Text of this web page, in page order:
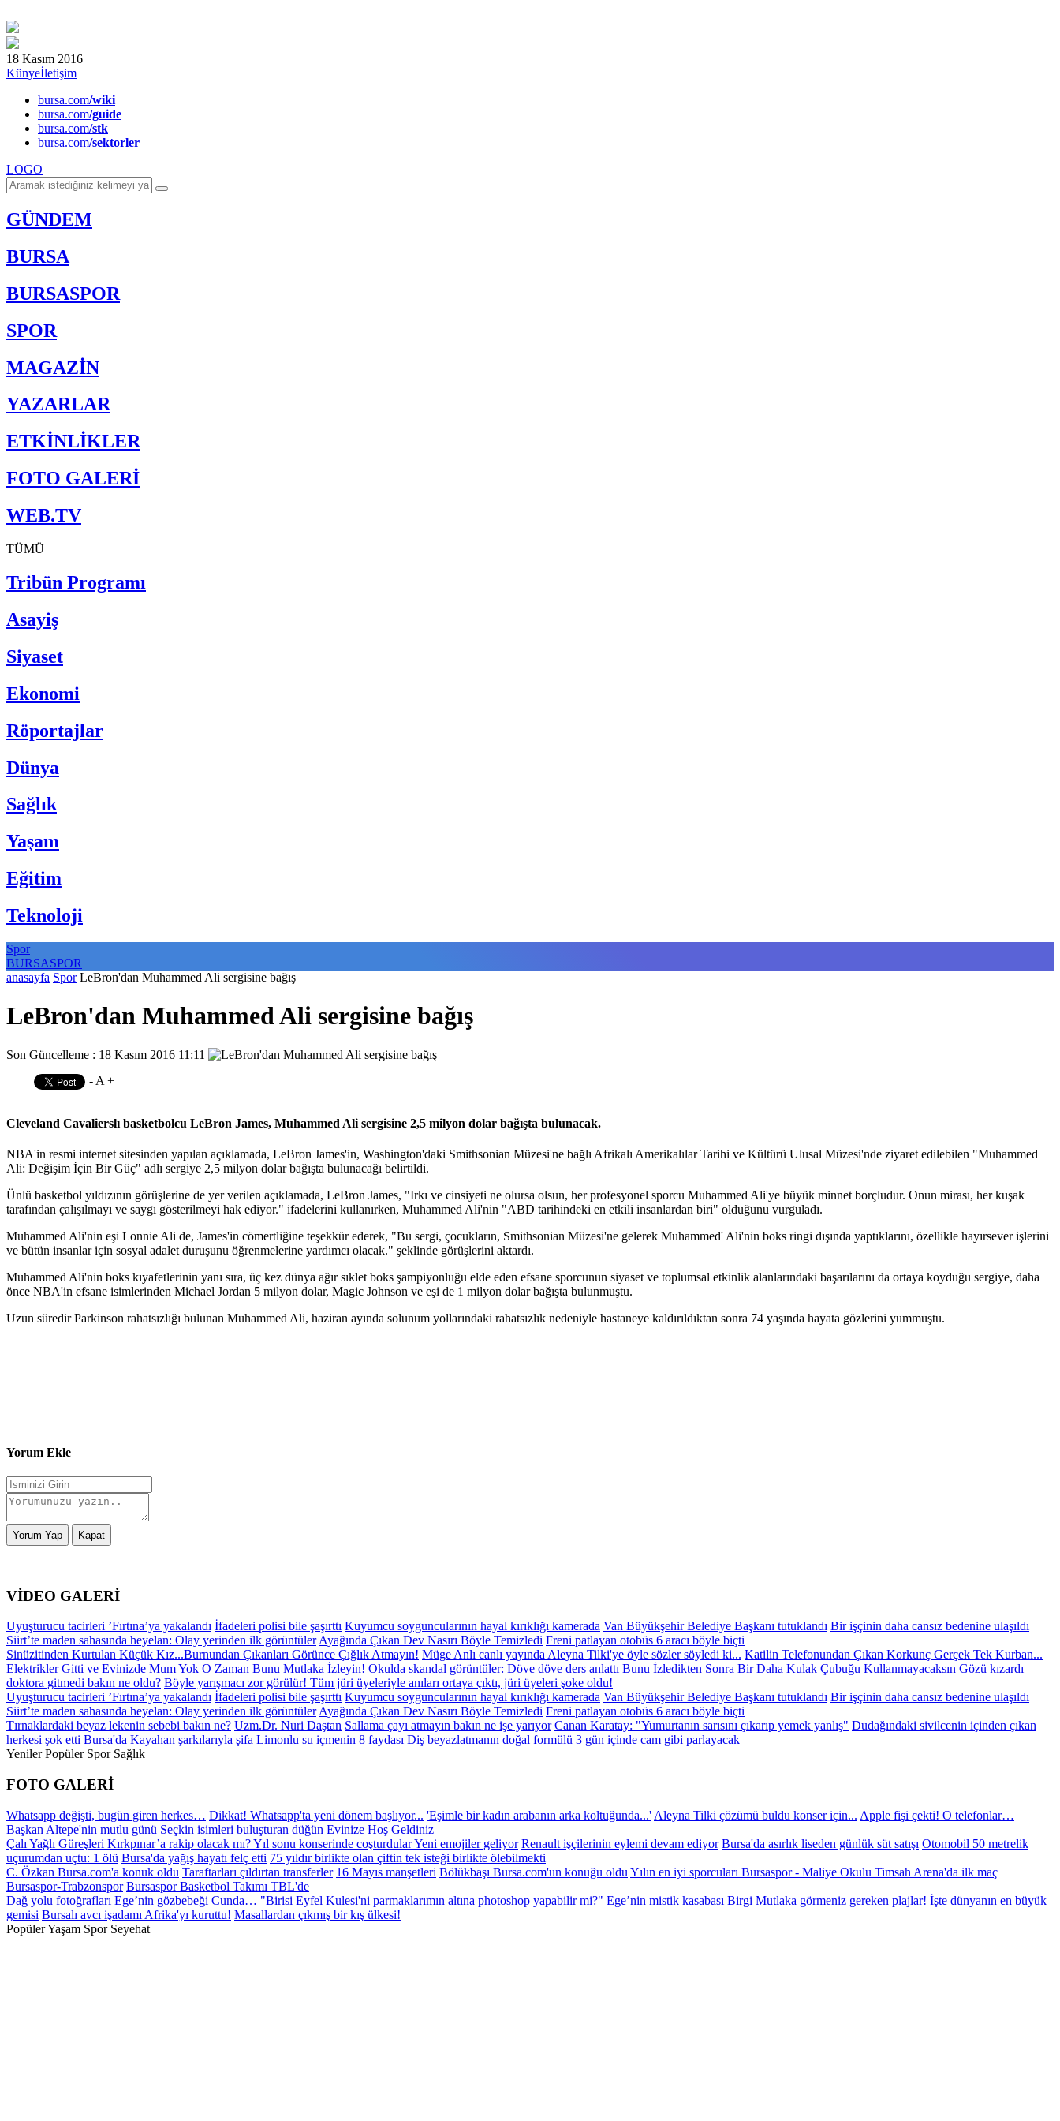
18 Kasım 2016
Künyeİletişim
bursa.com/wiki
bursa.com/guide
bursa.com/stk
bursa.com/sektorler
LOGO
GÜNDEM
BURSA
BURSASPOR
SPOR
MAGAZİN
YAZARLAR
ETKİNLİKLER
FOTO GALERİ
WEB.TV
TÜMÜ
Tribün Programı
Asayiş
Siyaset
Ekonomi
Röportajlar
Dünya
Sağlık
Yaşam
Eğitim
Teknoloji
Spor
BURSASPOR
anasayfa Spor LeBron'dan Muhammed Ali sergisine bağış
LeBron'dan Muhammed Ali sergisine bağış
Son Güncelleme : 18 Kasım 2016 11:11
- A +
Cleveland Cavalierslı basketbolcu LeBron James, Muhammed Ali sergisine 2,5 milyon dolar bağışta bulunacak.
NBA'in resmi internet sitesinden yapılan açıklamada, LeBron James'in, Washington'daki Smithsonian Müzesi'ne bağlı Afrikalı Amerikalılar Tarihi ve Kültürü Ulusal Müzesi'nde ziyaret edilebilen "Muhammed
Ali: Değişim İçin Bir Güç" adlı sergiye 2,5 milyon dolar bağışta bulunacağı belirtildi.
Ünlü basketbol yıldızının görüşlerine de yer verilen açıklamada, LeBron James, "Irkı ve cinsiyeti ne olursa olsun, her profesyonel sporcu Muhammed Ali'ye büyük minnet borçludur. Onun mirası, her kuşak
tarafından çalışılmayı ve saygı gösterilmeyi hak ediyor." ifadelerini kullanırken, Muhammed Ali'nin "ABD tarihindeki en etkili insanlardan biri" olduğunu vurguladı.
Muhammed Ali'nin eşi Lonnie Ali de, James'in cömertliğine teşekkür ederek, "Bu sergi, çocukların, Smithsonian Müzesi'ne gelerek Muhammed' Ali'nin boks ringi dışında yaptıklarını, özellikle hayırsever işlerini
ve bütün insanlar için sosyal adalet duruşunu öğrenmelerine yardımcı olacak." şeklinde görüşlerini aktardı.
Muhammed Ali'nin boks kıyafetlerinin yanı sıra, üç kez dünya ağır sıklet boks şampiyonluğu elde eden efsane sporcunun siyaset ve toplumsal etkinlik alanlarındaki başarılarını da ortaya koyduğu sergiye, daha
önce NBA'in efsane isimlerinden Michael Jordan 5 milyon dolar, Magic Johnson ve eşi de 1 milyon dolar bağışta bulunmuştu.
Uzun süredir Parkinson rahatsızlığı bulunan Muhammed Ali, haziran ayında solunum yollarındaki rahatsızlık nedeniyle hastaneye kaldırıldıktan sonra 74 yaşında hayata gözlerini yummuştu.
Yorum Ekle
Yorum Yap Kapat
VİDEO GALERİ
Uyuşturucu tacirleri ’Fırtına’ya yakalandı İfadeleri polisi bile şaşırttı Kuyumcu soyguncularının hayal kırıklığı kamerada Van Büyükşehir Belediye Başkanı tutuklandı Bir işçinin daha cansız bedenine ulaşıldı
Siirt’te maden sahasında heyelan: Olay yerinden ilk görüntülerAyağında Çıkan Dev Nasırı Böyle Temizledi Freni patlayan otobüs 6 aracı böyle biçti
Sinüzitinden Kurtulan Küçük Kız...Burnundan Çıkanları Görünce Çığlık Atmayın! Müge Anlı canlı yayında Aleyna Tilki'ye öyle sözler söyledi ki... Katilin Telefonundan Çıkan Korkunç Gerçek Tek Kurban...
Elektrikler Gitti ve Evinizde Mum Yok O Zaman Bunu Mutlaka İzleyin! Okulda skandal görüntüler: Döve döve ders anlattı Bunu İzledikten Sonra Bir Daha Kulak Çubuğu Kullanmayacaksın Gözü kızardı
doktora gitmedi bakın ne oldu? Böyle yarışmacı zor görülür! Tüm jüri üyeleriyle anıları ortaya çıktı, jüri üyeleri şoke oldu!
Uyuşturucu tacirleri ’Fırtına’ya yakalandı İfadeleri polisi bile şaşırttı Kuyumcu soyguncularının hayal kırıklığı kamerada Van Büyükşehir Belediye Başkanı tutuklandı Bir işçinin daha cansız bedenine ulaşıldı
Siirt’te maden sahasında heyelan: Olay yerinden ilk görüntülerAyağında Çıkan Dev Nasırı Böyle Temizledi Freni patlayan otobüs 6 aracı böyle biçti
Tırnaklardaki beyaz lekenin sebebi bakın ne? Uzm.Dr. Nuri Daştan Sallama çayı atmayın bakın ne işe yarıyor Canan Karatay: "Yumurtanın sarısını çıkarıp yemek yanlış" Dudağındaki sivilcenin içinden çıkan
herkesi şok etti Bursa'da Kayahan şarkılarıyla şifa Limonlu su içmenin 8 faydası Diş beyazlatmanın doğal formülü 3 gün içinde cam gibi parlayacak
Yeniler Popüler Spor Sağlık
FOTO GALERİ
Whatsapp değişti, bugün giren herkes… Dikkat! Whatsapp'ta yeni dönem başlıyor... 'Eşimle bir kadın arabanın arka koltuğunda...' Aleyna Tilki çözümü buldu konser için... Apple fişi çekti! O telefonlar…
Başkan Altepe'nin mutlu günü Seçkin isimleri buluşturan düğün Evinize Hoş Geldiniz
Çalı Yağlı Güreşleri Kırkpınar’a rakip olacak mı?Yıl sonu konserinde coşturdularYeni emojiler geliyor Renault işçilerinin eylemi devam ediyor Bursa'da asırlık liseden günlük süt satışı Otomobil 50 metrelik
uçurumdan uçtu: 1 ölü Bursa'da yağış hayatı felç etti 75 yıldır birlikte olan çiftin tek isteği birlikte ölebilmekti
C. Özkan Bursa.com'a konuk oldu Taraftarları çıldırtan transferler 16 Mayıs manşetleri Bölükbaşı Bursa.com'un konuğu oldu Yılın en iyi sporcuları Bursaspor - Maliye Okulu Timsah Arena'da ilk maç
Bursaspor-Trabzonspor Bursaspor Basketbol Takımı TBL'de
Dağ yolu fotoğrafları Ege’nin gözbebeği Cunda… "Birisi Eyfel Kulesi'ni parmaklarımın altına photoshop yapabilir mi?" Ege’nin mistik kasabası Birgi Mutlaka görmeniz gereken plajlar! İşte dünyanın en büyük
gemisi Bursalı avcı işadamı Afrika'yı kuruttu! Masallardan çıkmış bir kış ülkesi!
PopülerYaşam Spor Seyehat